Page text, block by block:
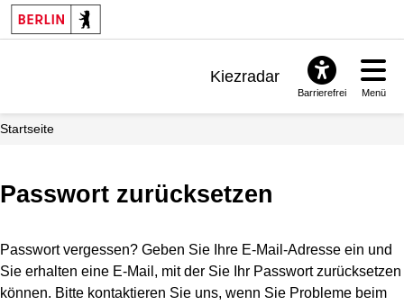
Kiezradar
Barrierefrei Menü
Startseite
Passwort zurücksetzen
Passwort vergessen? Geben Sie Ihre E-Mail-Adresse ein und
Sie erhalten eine E-Mail, mit der Sie Ihr Passwort zurücksetzen
können. Bitte kontaktieren Sie uns, wenn Sie Probleme beim